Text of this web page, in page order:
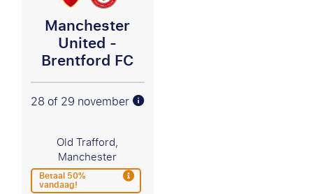
Manchester
United -
Brentford FC
28 of 29 november
Old Trafford,
Manchester
Betaal 50%
vandaag!